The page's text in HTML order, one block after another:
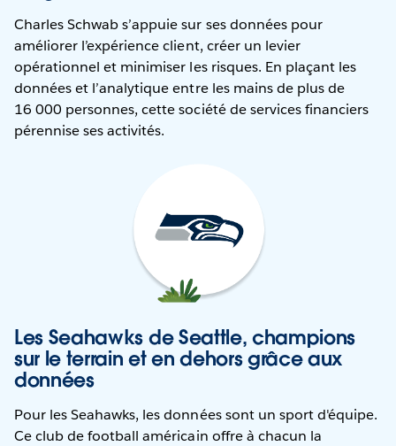
Charles Schwab s’appuie sur ses données pour
améliorer l’expérience client, créer un levier
opérationnel et minimiser les risques. En plaçant les
données et l’analytique entre les mains de plus de
16 000 personnes, cette société de services financiers
pérennise ses activités.
Les Seahawks de Seattle, champions
sur le terrain et en dehors grâce aux
données
Pour les Seahawks, les données sont un sport d'équipe.
Ce club de football américain offre à chacun la